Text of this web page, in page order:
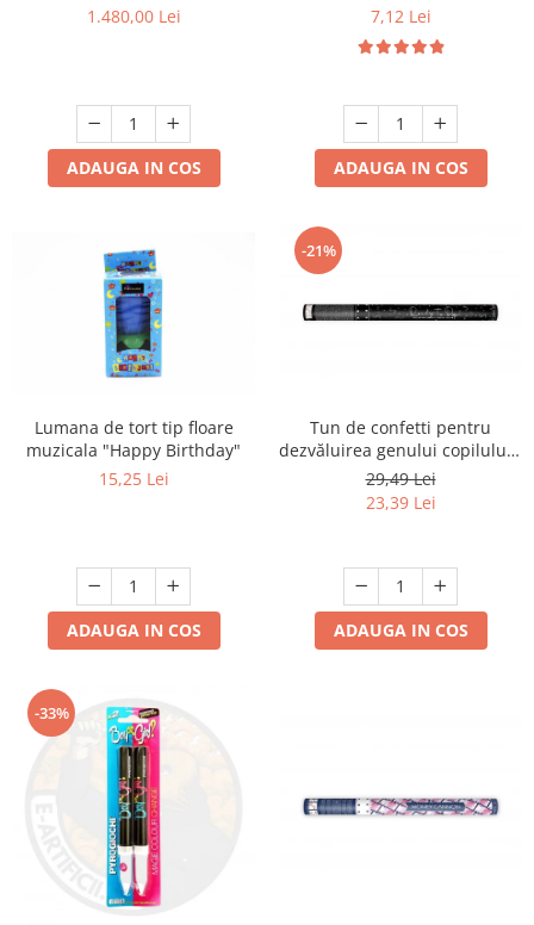
1.480,00 Lei
ADAUGA IN COS
7,12 Lei
ADAUGA IN COS
Lumana de tort tip floare
muzicala "Happy Birthday"
15,25 Lei
ADAUGA IN COS
-21%
Tun de confetti pentru
dezvăluirea genului copilului -
Ready to Pop, albastru, 60cm
29,49 Lei
23,39 Lei
ADAUGA IN COS
-33%